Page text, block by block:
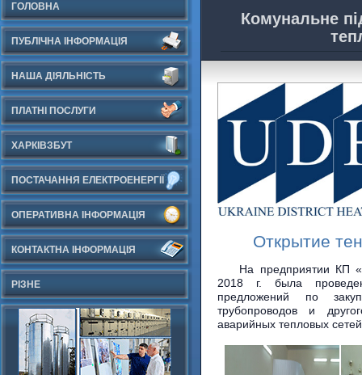
ГОЛОВНА
ПУБЛІЧНА ІНФОРМАЦІЯ
НАША ДІЯЛЬНІСТЬ
ПЛАТНІ ПОСЛУГИ
ХАРКІВЗБУТ
ПОСТАЧАННЯ ЕЛЕКТРОЕНЕРГІЇ
ОПЕРАТИВНА ІНФОРМАЦІЯ
КОНТАКТНА ІНФОРМАЦІЯ
РІЗНЕ
Комунальне
Открытие
На предприятии КП
2018 г. была
предложений по
трубопроводов и
аварийных тепловых